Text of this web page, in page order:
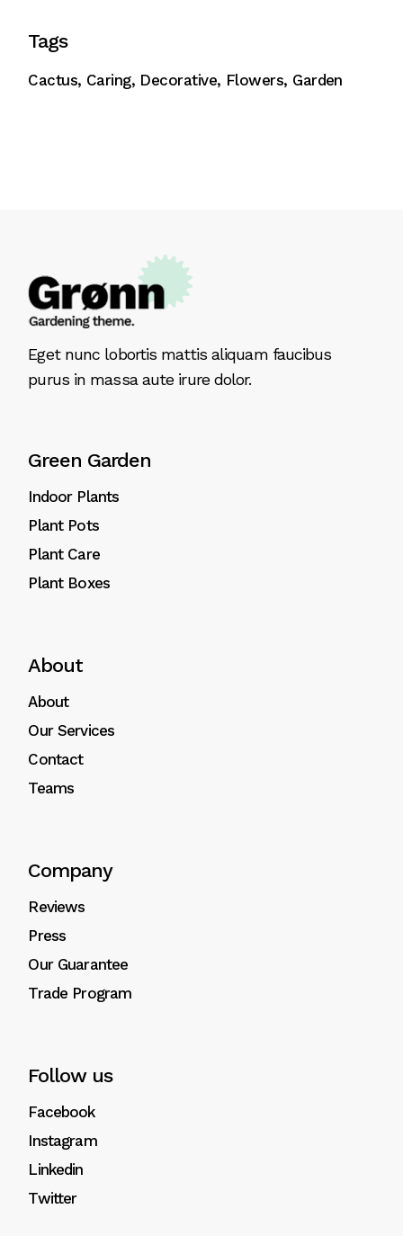
Tags
Cactus Caring Decorative Flowers Garden
Eget nunc lobortis mattis aliquam faucibus
purus in massa aute irure dolor.
Green Garden
Indoor Plants
Plant Pots
Plant Care
Plant Boxes
About
About
Our Services
Contact
Teams
Company
Reviews
Press
Our Guarantee
Trade Program
Follow us
Facebook
Instagram
Linkedin
Twitter